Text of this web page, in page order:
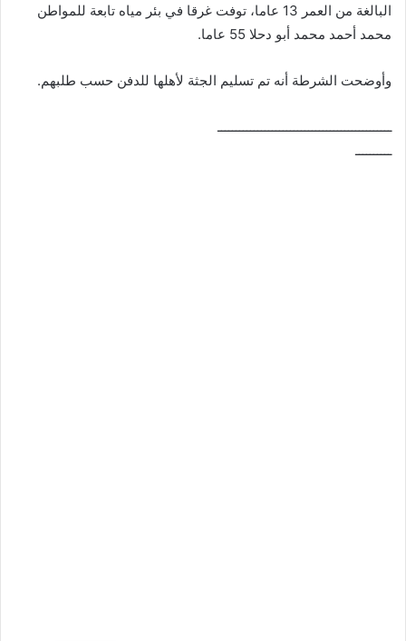
البالغة من العمر 13 عاما، توفت غرقا في بئر مياه تابعة للمواطن
محمد أحمد محمد أبو دحلا 55 عاما.
وأوضحت الشرطة أنه تم تسليم الجثة لأهلها للدفن حسب طلبهم.
ــــــــــــــــــــــــــــــــــــــــــــــــ
ــــــــــ